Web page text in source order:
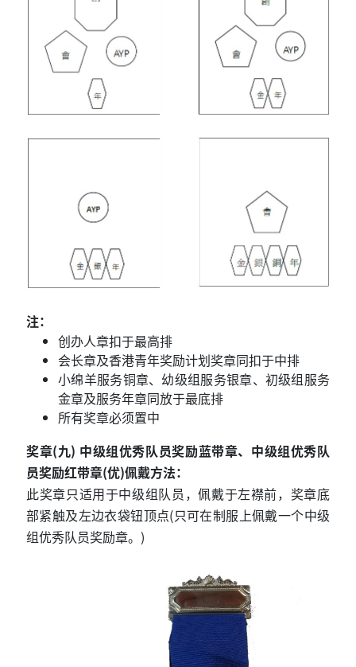
注：
创办人章扣于最高排
会长章及香港青年奖励计划奖章同扣于中排
小绵羊服务铜章、幼级组服务银章、初级组服务
金章及服务年章同放于最底排
所有奖章必须置中
奖章(九) 中级组优秀队员奖励蓝带章、中级组优秀队
员奖励红带章(优)佩戴方法：
此奖章只适用于中级组队员，佩戴于左襟前，奖章底
部紧触及左边衣袋钮顶点(只可在制服上佩戴一个中级
组优秀队员奖励章。)